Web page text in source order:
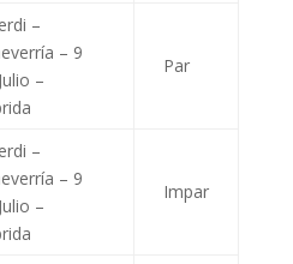
–
– 9
–
Par
–
– 9
–
Impar